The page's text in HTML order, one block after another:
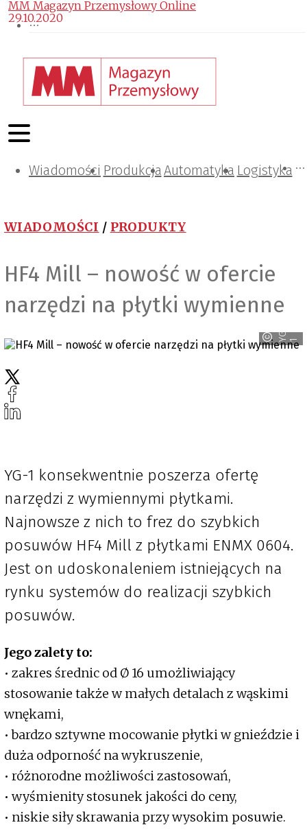
Wiadomości ProdukcjaAutomatyka Logistyka
Projektowanie i konstrukcje
Zarządzanie i IT
Tematy specjalne
WIADOMOŚCI / PRODUKTY
HF4 Mill – nowość w ofercie
narzędzi na płytki wymienne
Y
G
- 1
MM Magazyn Przemysłowy Online
29.10.2020
YG-1 konsekwentnie poszerza ofertę
narzędzi z wymiennymi płytkami.
Najnowsze z nich to frez do szybkich
posuwów HF4 Mill z płytkami ENMX 0604.
Jest on udoskonaleniem istniejących na
rynku systemów do realizacji szybkich
posuwów.
Jego zalety to:
• zakres średnic od Ø 16 umożliwiający
stosowanie także w małych detalach z wąskimi
wnękami,
• bardzo sztywne mocowanie płytki w gnieździe i
duża odporność na wykruszenie,
• różnorodne możliwości zastosowań,
• wyśmienity stosunek jakości do ceny,
• niskie siły skrawania przy wysokim posuwie.